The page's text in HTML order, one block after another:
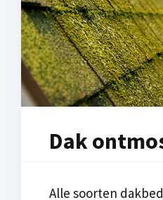
Dak
Alle soorten